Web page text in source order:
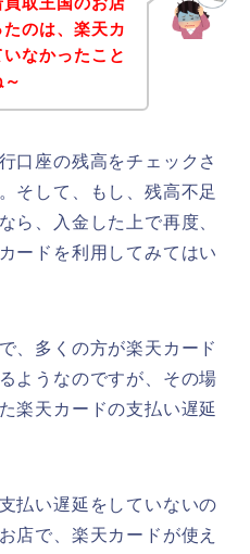
のは、楽天カ
なかったこと
口座の残高をチェックさ
そして、もし、残高不足
ら、入金した上で再度、
ードを利用してみてはい
、多くの方が楽天カード
ようなのですが、その場
楽天カードの支払い遅延
払い遅延をしていないの
店で、楽天カードが使え